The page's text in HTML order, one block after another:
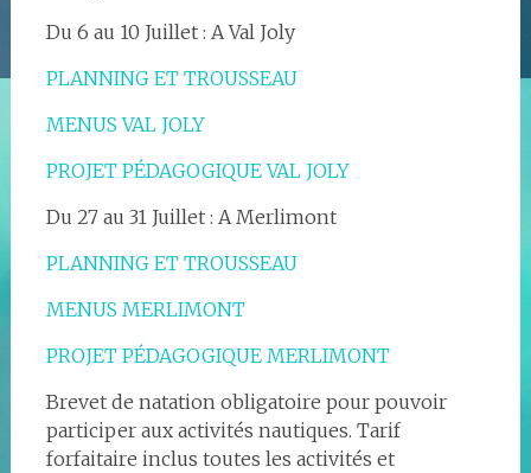
Du 6 au 10 Juillet : A Val Joly
PLANNING ET TROUSSEAU
MENUS VAL JOLY
PROJET PÉDAGOGIQUE VAL JOLY
Du 27 au 31 Juillet : A Merlimont
PLANNING ET TROUSSEAU
MENUS MERLIMONT
PROJET PÉDAGOGIQUE MERLIMONT
Brevet de natation obligatoire pour pouvoir
participer aux activités nautiques. Tarif
forfaitaire inclus toutes les activités et